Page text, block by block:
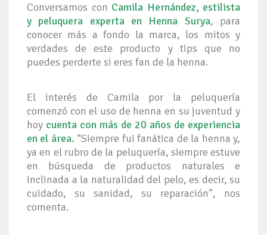
Conversamos con Camila Hernández, estilista
y peluquera experta en Henna Surya, para
conocer más a fondo la marca, los mitos y
verdades de este producto y tips que no
puedes perderte si eres fan de la henna.
El interés de Camila por la peluquería
comenzó con el uso de henna en su juventud y
hoy cuenta con más de 20 años de experiencia
en el área. “Siempre fui fanática de la henna y,
ya en el rubro de la peluquería, siempre estuve
en búsqueda de productos naturales e
inclinada a la naturalidad del pelo, es decir, su
cuidado, su sanidad, su reparación”, nos
comenta.